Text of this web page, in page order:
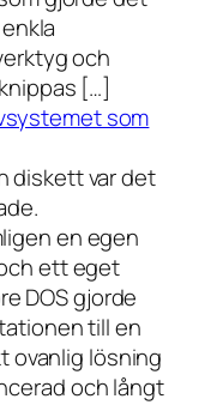
och
[…]
som
diskett var det
en egen
ett eget
DOS gjorde
till en
ovanlig lösning
och långt